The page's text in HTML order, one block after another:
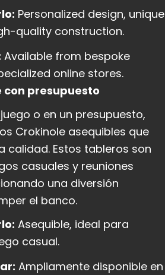
Personalized design, unique
quality construction.
Available from bespoke
online stores.
con presupuesto
o en un presupuesto,
Crokinole asequibles que
calidad. Estos tableros son
casuales y reuniones
una diversión
el banco.
Asequible, ideal para
casual.
Ampliamente disponible en